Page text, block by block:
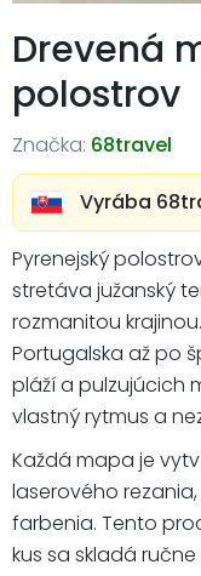
Drevená
polostrov
Značka: 68travel
Vyrába
Pyrenejský
stretáva južanský
rozmanitou
Portugalska až po
pláží a pulzujúcich
vlastný rytmus a
Každá mapa je
laserového
farbenia. Tento
kus sa skladá